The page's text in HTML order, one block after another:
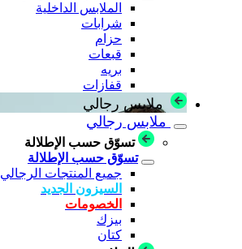
الملابس الداخلية
شرابات
حزام
قبعات
بريه
قفازات
ملابس رجالي
ملابس رجالي
تسوّق حسب الإطلالة
تسوّق حسب الإطلالة
جميع المنتجات الرجالي
السيزون الجديد
الخصومات
بيزك
كتان